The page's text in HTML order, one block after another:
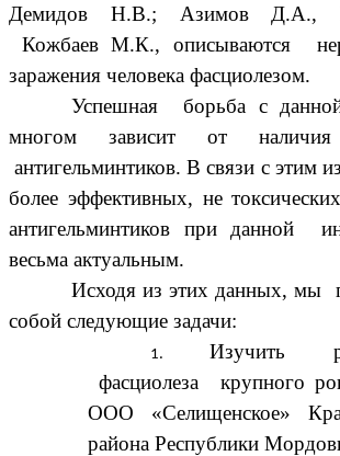
Демидов Н.В.; Азимов Д.А.,
Кожбаев М.К., описываются
заражения человека фасциолезом.
Успешная борьба с
многом зависит от наличия
антигельминтиков. В связи с этим
более эффективных, не
антигельминтиков при данной
весьма актуальным.
Исходя из этих данных, мы
собой следующие задачи:
Изучить
фасциолеза крупного
ООО «Селищенское»
района Республики